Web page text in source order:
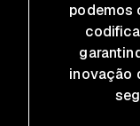
podemos
inovação